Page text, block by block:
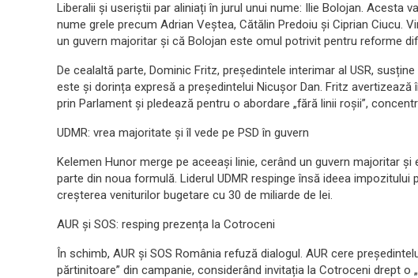
Liberalii și useriștii par aliniați în jurul unui nume: Ilie Bolojan. Acesta
nume grele precum Adrian Veștea, Cătălin Predoiu și Ciprian Ciucu.
un guvern majoritar și că Bolojan este omul potrivit pentru reforme
De cealaltă parte, Dominic Fritz, președintele interimar al USR,
este și dorința expresă a președintelui Nicușor Dan. Fritz
prin Parlament și pledează pentru o abordare „fără linii roșii”,
UDMR: vrea majoritate și îl vede pe PSD în guvern
Kelemen Hunor merge pe aceeași linie, cerând un guvern majoritar
parte din noua formulă. Liderul UDMR respinge însă ideea
creșterea veniturilor bugetare cu 30 de miliarde de lei.
AUR și SOS: resping prezența la Cotroceni
În schimb, AUR și SOS România refuză dialogul. AUR cere
părtinitoare” din campanie, considerând invitația la Cotroceni drept o